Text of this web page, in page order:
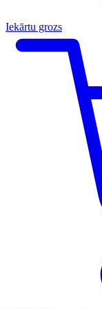
Iekārtu grozs